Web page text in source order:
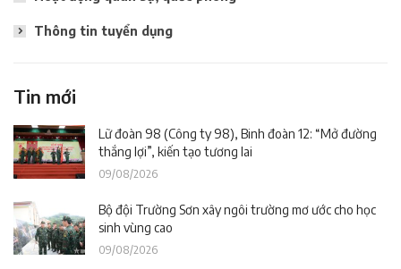
Thông tin tuyển dụng
Tin mới
Lữ đoàn 98 (Công ty 98), Binh đoàn 12: “Mở đường
thắng lợi”, kiến tạo tương lai
09/08/2026
Bộ đội Trường Sơn xây ngôi trường mơ ước cho học
sinh vùng cao
09/08/2026